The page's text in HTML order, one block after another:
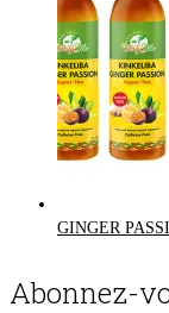
GINGER
Abonnez-